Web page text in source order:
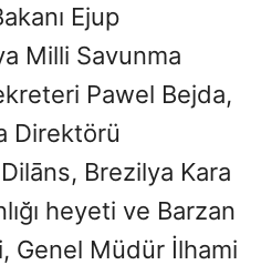
Ejup
Milli Savunma
Pawel Bejda,
Direktörü
Brezilya Kara
heyeti ve Barzan
Genel Müdür İlhami